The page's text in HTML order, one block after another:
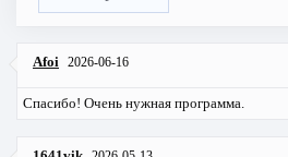
Afoi 2026-06-16
Спасибо! Очень нужная программа.